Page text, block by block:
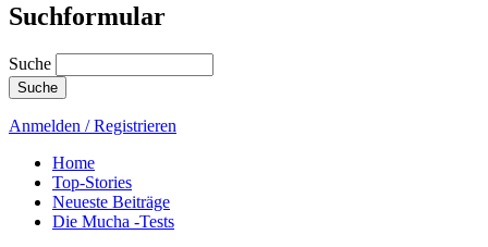
Suchformular
Suche
Anmelden / Registrieren
Home
Top-Stories
Neueste Beiträge
Die Mucha -Tests